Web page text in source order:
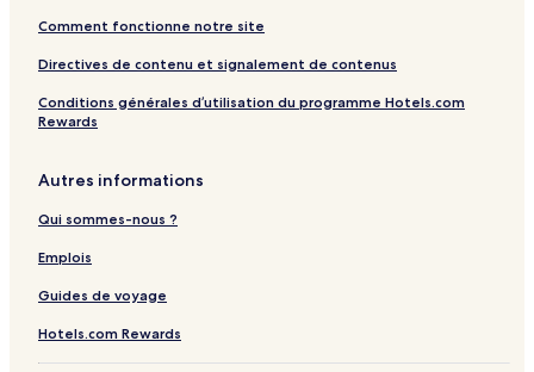
Comment fonctionne notre site
Directives de contenu et signalement de contenus
Conditions générales d’utilisation du programme Hotels.com
Rewards
Autres informations
Qui sommes-nous ?
Emplois
Guides de voyage
Hotels.com Rewards